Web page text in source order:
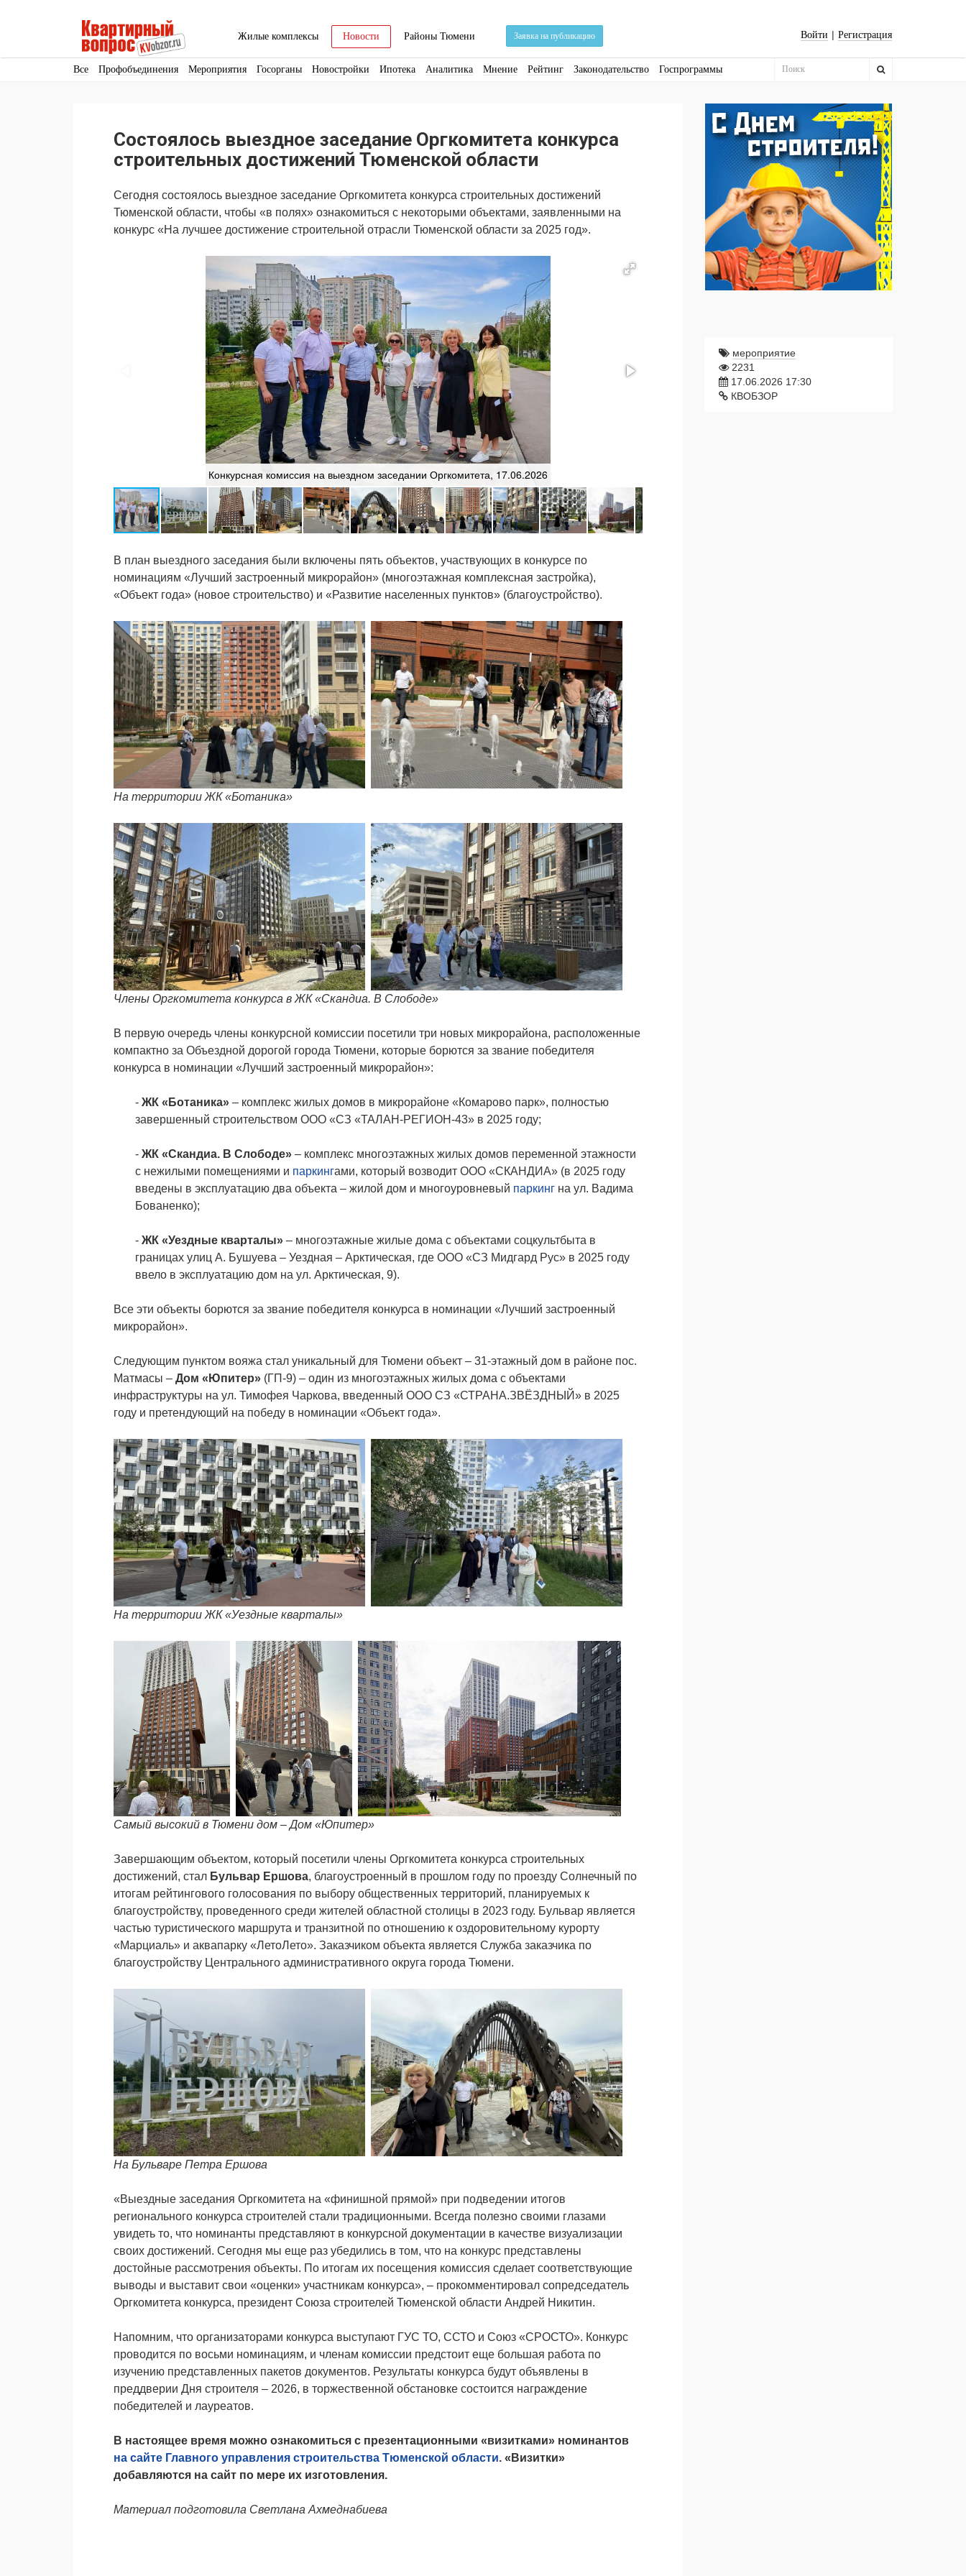
Жилые комплексы Новости Районы Тюмени Заявка на публикацию Войти | Регистрация
Все Профобъединения Мероприятия Госорганы Новостройки Ипотека Аналитика Мнение Рейтинг Законодательство Госпрограммы
Состоялось выездное заседание Оргкомитета конкурса
строительных достижений Тюменской области
Сегодня состоялось выездное заседание Оргкомитета конкурса строительных достижений
Тюменской области, чтобы «в полях» ознакомиться с некоторыми объектами, заявленными на
конкурс «На лучшее достижение строительной отрасли Тюменской области за 2025 год».
Конкурсная комиссия на выездном заседании Оргкомитета, 17.06.2026
В план выездного заседания были включены пять объектов, участвующих в конкурсе по
номинациям «Лучший застроенный микрорайон» (многоэтажная комплексная застройка),
«Объект года» (новое строительство) и «Развитие населенных пунктов» (благоустройство).
На территории ЖК «Ботаника»
Члены Оргкомитета конкурса в ЖК «Скандиа. В Слободе»
В первую очередь члены конкурсной комиссии посетили три новых микрорайона, расположенные
компактно за Объездной дорогой города Тюмени, которые борются за звание победителя
конкурса в номинации «Лучший застроенный микрорайон»:
- ЖК «Ботаника» – комплекс жилых домов в микрорайоне «Комарово парк», полностью
завершенный строительством ООО «СЗ «ТАЛАН-РЕГИОН-43» в 2025 году;
- ЖК «Скандиа. В Слободе» – комплекс многоэтажных жилых домов переменной этажности
с нежилыми помещениями и паркингами, который возводит ООО «СКАНДИА» (в 2025 году
введены в эксплуатацию два объекта – жилой дом и многоуровневый паркинг на ул. Вадима
Бованенко);
- ЖК «Уездные кварталы» – многоэтажные жилые дома с объектами соцкультбыта в
границах улиц А. Бушуева – Уездная – Арктическая, где ООО «СЗ Мидгард Рус» в 2025 году
ввело в эксплуатацию дом на ул. Арктическая, 9).
Все эти объекты борются за звание победителя конкурса в номинации «Лучший застроенный
микрорайон».
Следующим пунктом вояжа стал уникальный для Тюмени объект – 31-этажный дом в районе пос.
Матмасы – Дом «Юпитер» (ГП-9) – один из многоэтажных жилых дома с объектами
инфраструктуры на ул. Тимофея Чаркова, введенный ООО СЗ «СТРАНА.ЗВЁЗДНЫЙ» в 2025
году и претендующий на победу в номинации «Объект года».
На территории ЖК «Уездные кварталы»
Самый высокий в Тюмени дом – Дом «Юпитер»
Завершающим объектом, который посетили члены Оргкомитета конкурса строительных
достижений, стал Бульвар Ершова, благоустроенный в прошлом году по проезду Солнечный по
итогам рейтингового голосования по выбору общественных территорий, планируемых к
благоустройству, проведенного среди жителей областной столицы в 2023 году. Бульвар является
частью туристического маршрута и транзитной по отношению к оздоровительному курорту
«Марциаль» и аквапарку «ЛетоЛето». Заказчиком объекта является Служба заказчика по
благоустройству Центрального административного округа города Тюмени.
На Бульваре Петра Ершова
«Выездные заседания Оргкомитета на «финишной прямой» при подведении итогов
регионального конкурса строителей стали традиционными. Всегда полезно своими глазами
увидеть то, что номинанты представляют в конкурсной документации в качестве визуализации
своих достижений. Сегодня мы еще раз убедились в том, что на конкурс представлены
достойные рассмотрения объекты. По итогам их посещения комиссия сделает соответствующие
выводы и выставит свои «оценки» участникам конкурса», – прокомментировал сопредседатель
Оргкомитета конкурса, президент Союза строителей Тюменской области Андрей Никитин.
Напомним, что организаторами конкурса выступают ГУС ТО, ССТО и Союз «СРОСТО». Конкурс
проводится по восьми номинациям, и членам комиссии предстоит еще большая работа по
изучению представленных пакетов документов. Результаты конкурса будут объявлены в
преддверии Дня строителя – 2026, в торжественной обстановке состоится награждение
победителей и лауреатов.
В настоящее время можно ознакомиться с презентационными «визитками» номинантов
на сайте Главного управления строительства Тюменской области. «Визитки»
добавляются на сайт по мере их изготовления.
Материал подготовила Светлана Ахмеднабиева
мероприятие
2231
17.06.2026 17:30
КВОБЗОР